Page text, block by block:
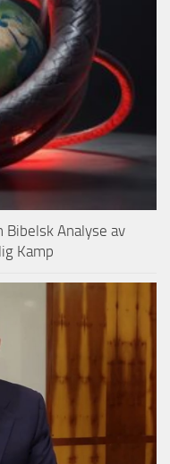
Bibelsk Analyse av
Kamp